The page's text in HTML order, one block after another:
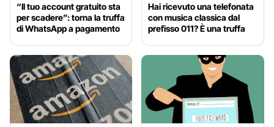
“Il tuo account gratuito sta
per scadere”: torna la truffa
di WhatsApp a pagamento
Hai ricevuto una telefonata
con musica classica dal
prefisso 011? È una truffa